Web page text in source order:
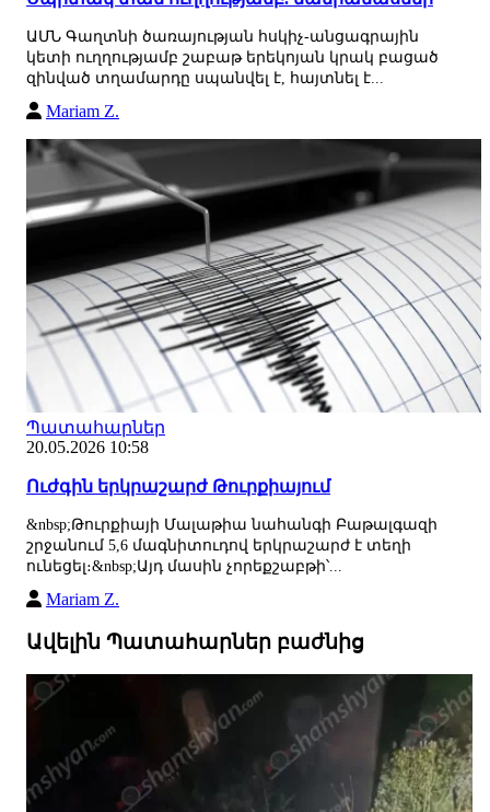
ԱՄՆ Գաղտնի ծառայության հսկիչ-անցագրային
կետի ուղղությամբ շաբաթ երեկոյան կրակ բացած
զինված տղամարդը սպանվել է, հայտնել է...
Mariam Z.
Պատահարներ
20.05.2026 10:58
Ուժգին երկրաշարժ Թուրքիայում
&nbsp;Թուրքիայի Մալաթիա նահանգի Բաթալգազի
շրջանում 5,6 մագնիտուդով երկրաշարժ է տեղի
ունեցել։&nbsp;Այդ մասին չորեքշաբթի՝...
Mariam Z.
Ավելին Պատահարներ բաժնից